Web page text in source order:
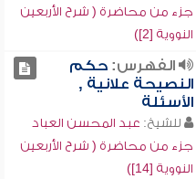
جزء من محاضرة ( شرح الأربعين
النووية [2])
الفهرس:حكم
النصيحة علانية ,
الأسئلة
للشيخ: عبد المحسن العباد
جزء من محاضرة ( شرح الأربعين
النووية [14])